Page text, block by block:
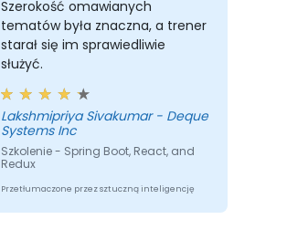
Szerokość omawianych
tematów była znaczna, a trener
starał się im sprawiedliwie
służyć.
Lakshmipriya Sivakumar - Deque
Systems Inc
Szkolenie - Spring Boot, React, and
Redux
Przetłumaczone przez sztuczną inteligencję